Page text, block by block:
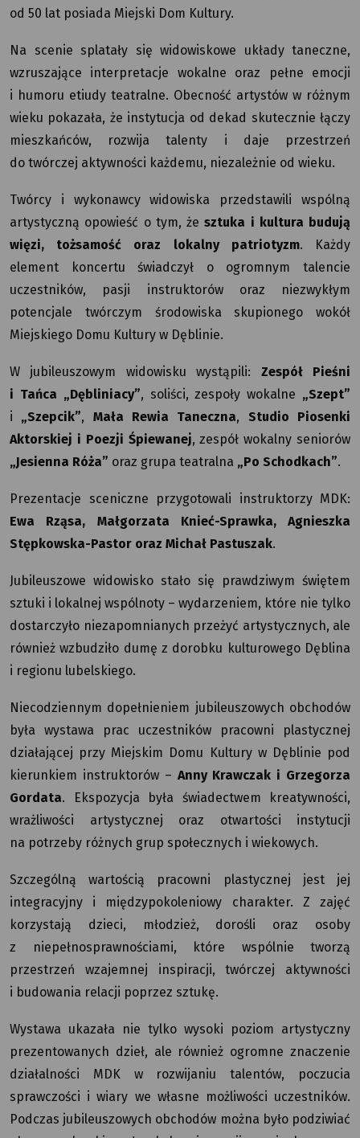
od 50 lat posiada Miejski Dom Kultury.
Na scenie splatały się widowiskowe układy taneczne,
wzruszające interpretacje wokalne oraz pełne emocji
i humoru etiudy teatralne. Obecność artystów w różnym
wieku pokazała, że instytucja od dekad skutecznie łączy
mieszkańców, rozwija talenty i daje przestrzeń
do twórczej aktywności każdemu, niezależnie od wieku.
Twórcy i wykonawcy widowiska przedstawili wspólną
artystyczną opowieść o tym, żesztuka i kultura budują
więzi, tożsamość oraz lokalny patriotyzm. Każdy
element koncertu świadczył o ogromnym talencie
uczestników, pasji instruktorów oraz niezwykłym
potencjale twórczym środowiska skupionego wokół
Miejskiego Domu Kultury w Dęblinie.
W jubileuszowym widowisku wystąpili: Zespół Pieśni
i Tańca „Dębliniacy”, soliści, zespoły wokalne „Szept”
i „Szepcik”, Mała Rewia Taneczna, Studio Piosenki
Aktorskiej i Poezji Śpiewanej, zespół wokalny seniorów
„Jesienna Róża” oraz grupa teatralna „Po Schodkach”.
Prezentacje sceniczne przygotowali instruktorzy MDK:
Ewa Rząsa, Małgorzata Knieć-Sprawka, Agnieszka
Stępkowska-Pastor oraz Michał Pastuszak.
Jubileuszowe widowisko stało się prawdziwym świętem
sztuki i lokalnej wspólnoty – wydarzeniem, które nie tylko
dostarczyło niezapomnianych przeżyć artystycznych, ale
również wzbudziło dumę z dorobku kulturowego Dęblina
i regionu lubelskiego.
Niecodziennym dopełnieniem jubileuszowych obchodów
była wystawa prac uczestników pracowni plastycznej
działającej przy Miejskim Domu Kultury w Dęblinie pod
kierunkiem instruktorów – Anny Krawczak i Grzegorza
Gordata. Ekspozycja była świadectwem kreatywności,
wrażliwości artystycznej oraz otwartości instytucji
na potrzeby różnych grup społecznych i wiekowych.
Szczególną wartością pracowni plastycznej jest jej
integracyjny i międzypokoleniowy charakter. Z zajęć
korzystają dzieci, młodzież, dorośli oraz osoby
z niepełnosprawnościami, które wspólnie tworzą
przestrzeń wzajemnej inspiracji, twórczej aktywności
i budowania relacji poprzez sztukę.
Wystawa ukazała nie tylko wysoki poziom artystyczny
prezentowanych dzieł, ale również ogromne znaczenie
działalności MDK w rozwijaniu talentów, poczucia
sprawczości i wiary we własne możliwości uczestników.
Podczas jubileuszowych obchodów można było podziwiać